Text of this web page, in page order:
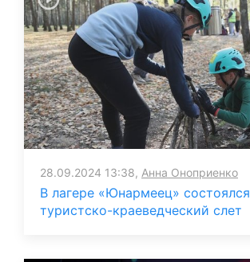
28.09.2024 13:38, Анна Оноприенко
В лагере «Юнармеец» состоялся
туристско-краеведческий слет